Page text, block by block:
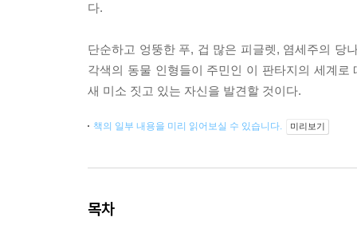
다.
단순하고 엉뚱한 푸, 겁 많은 피글렛, 염세주의 당
각색의 동물 인형들이 주민인 이 판타지의 세계
새 미소 짓고 있는 자신을 발견할 것이다.
책의 일부 내용을 미리 읽어보실 수 있습니다. 미리보기
목차